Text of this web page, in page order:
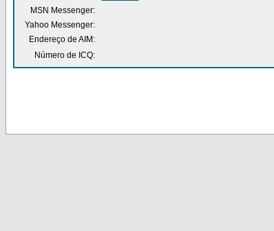
MSN Messenger:
Yahoo Messenger:
Endereço de AIM:
Número de ICQ: